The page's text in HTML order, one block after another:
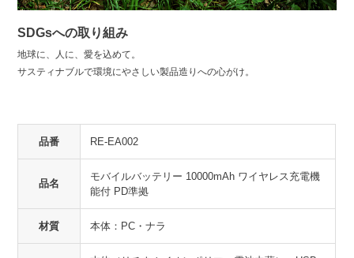
SDGsへの取り組み
地球に、人に、愛を込めて。
サスティナブルで環境にやさしい製品造りへの心がけ。
品番 RE-EA002
品名
モバイルバッテリー 10000mAh ワイヤレス充電機
能付 PD準拠
材質 本体：PC・ナラ